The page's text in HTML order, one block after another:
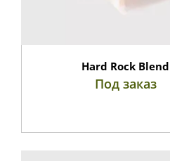
Hard Rock Blend
Под заказ